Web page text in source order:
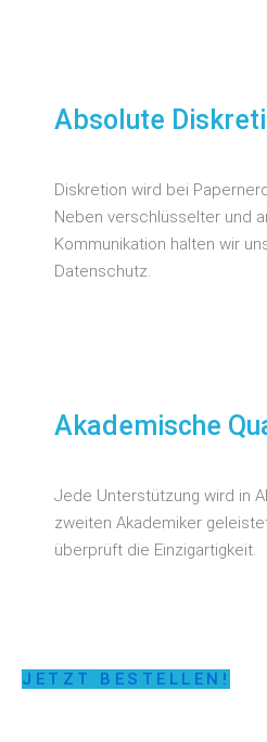
Absolute
Diskretion wird bei
Neben verschlüsselter und
Kommunikation halten wir
Datenschutz.
Akademische
Jede Unterstützung wird in
zweiten Akademiker
überprüft die Einzigartigkeit.
JETZT BESTELLEN!